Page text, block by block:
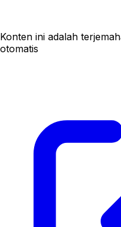
Konten ini adalah
otomatis